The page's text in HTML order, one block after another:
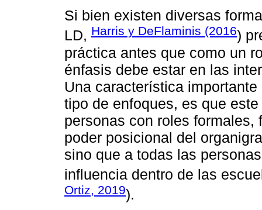
Si bien existen diversas
LD, Harris y DeFlaminis (2016)
práctica antes que como un
énfasis debe estar en las
Una característica
tipo de enfoques, es que
personas con roles
poder posicional del
sino que a todas las
influencia dentro de las
Ortiz, 2019).